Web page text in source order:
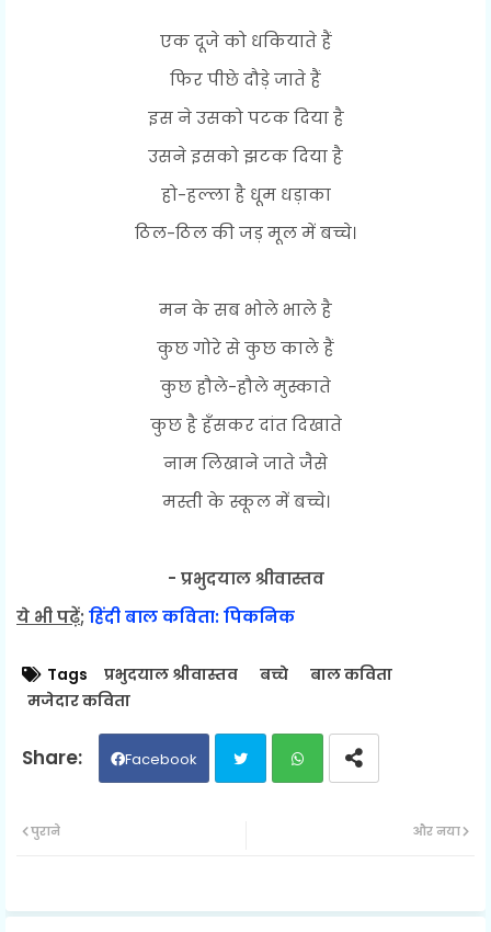
एक दूजे को धकियाते हैं
फिर पीछे दौड़े जाते हैं
इस ने उसको पटक दिया है
उसने इसको झटक दिया है
हो-हल्ला है धूम धड़ाका
ठिल-ठिल की जड़ मूल में बच्चे।
मन के सब भोले भाले है
कुछ गोरे से कुछ काले हैं
कुछ हौले-हौले मुस्काते
कुछ है हँसकर दांत दिखाते
नाम लिखाने जाते जैसे
मस्ती के स्कूल में बच्चे।
- प्रभुदयाल श्रीवास्तव
ये भी पढ़ें; हिंदी बाल कविता: पिकनिक
Tags प्रभुदयाल श्रीवास्तव बच्चे
बाल कविता
मजेदार कविता
Facebook
ap
और नया
पुराने